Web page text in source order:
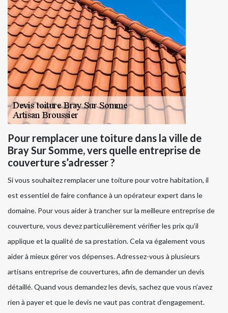
Pour remplacer une toiture dans la ville de
Bray Sur Somme, vers quelle entreprise de
couverture s’adresser ?
Si vous souhaitez remplacer une toiture pour votre habitation, il
est essentiel de faire confiance à un opérateur expert dans le
domaine. Pour vous aider à trancher sur la meilleure entreprise de
couverture, vous devez particulièrement vérifier les prix qu’il
applique et la qualité de sa prestation. Cela va également vous
aider à mieux gérer vos dépenses. Adressez-vous à plusieurs
artisans entreprise de couvertures, afin de demander un devis
détaillé. Quand vous demandez les devis, sachez que vous n’avez
rien à payer et que le devis ne vaut pas contrat d’engagement.